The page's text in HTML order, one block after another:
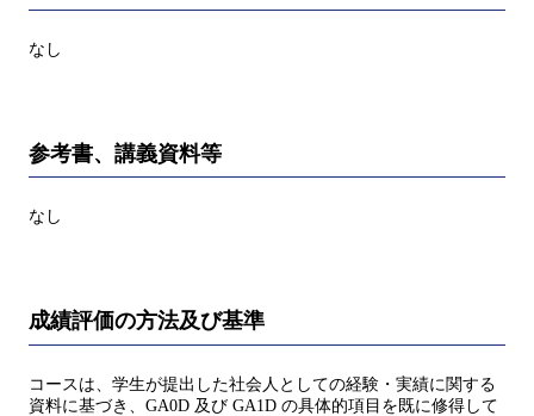
なし
参考書、講義資料等
なし
成績評価の方法及び基準
コースは、学生が提出した社会人としての経験・実績に関する
資料に基づき、GA0D 及び GA1D の具体的項目を既に修得して